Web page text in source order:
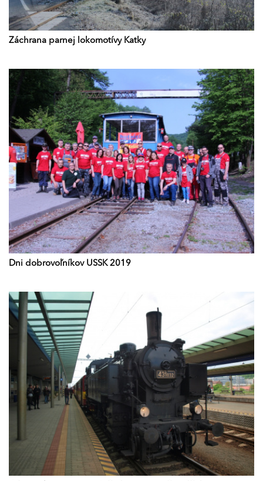
Záchrana parnej lokomotívy Katky
Dni dobrovoľníkov USSK 2019